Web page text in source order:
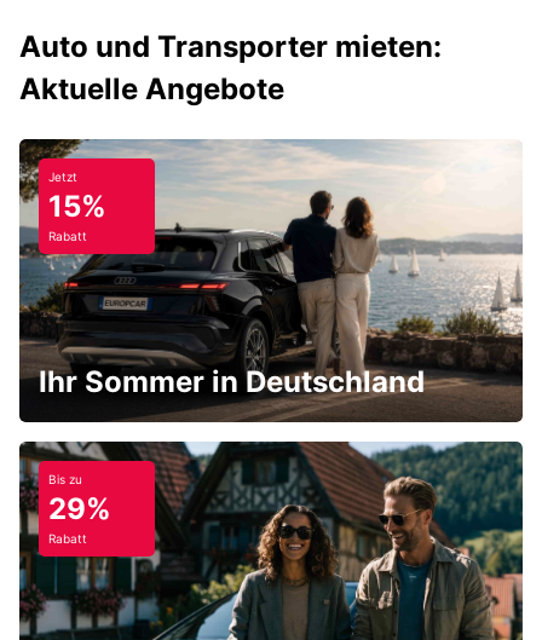
Auto und Transporter mieten:
Aktuelle Angebote
Jetzt
15%
Rabatt
Ihr Sommer in Deutschland
Bis zu
29%
Rabatt